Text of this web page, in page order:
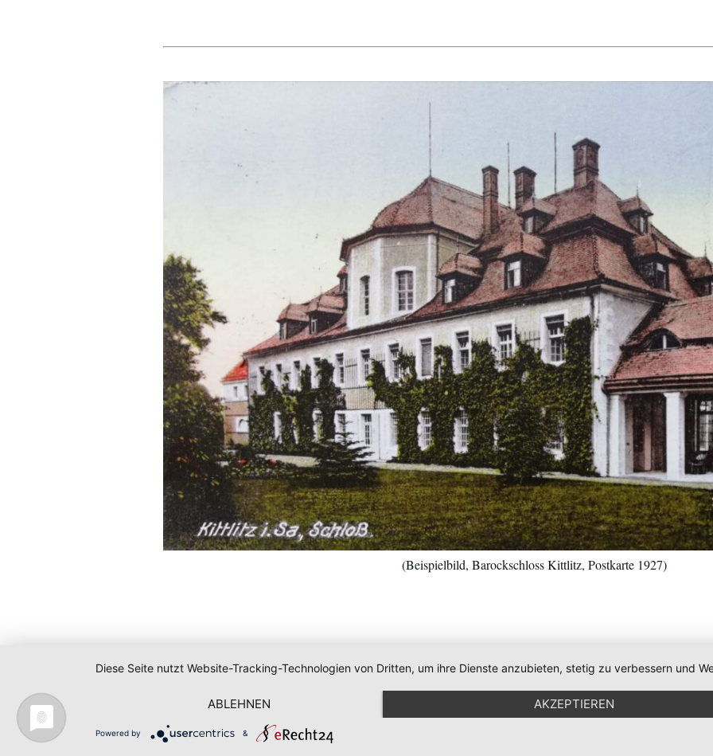
(Beispielbild, Barockschloss Kittlitz, Postkarte 1927)
Diese Seite nutzt Website-Tracking-Technologien von Dritten, um ihre Dienste anzubieten, stetig zu verbessern und
ABLEHNEN AKZEPTIEREN
Powered by &